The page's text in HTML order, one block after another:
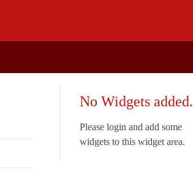
No Widgets added.
Please login and add some
widgets to this widget area.